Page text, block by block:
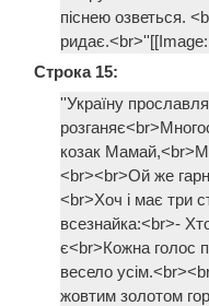
піснею озветься.
Строка 15:
''Україну
козак
<br><br>Ой же
<br>Хоч і має три
всезнайка:<br>-
є<br>Кожна голос
весело
жовтим золотом